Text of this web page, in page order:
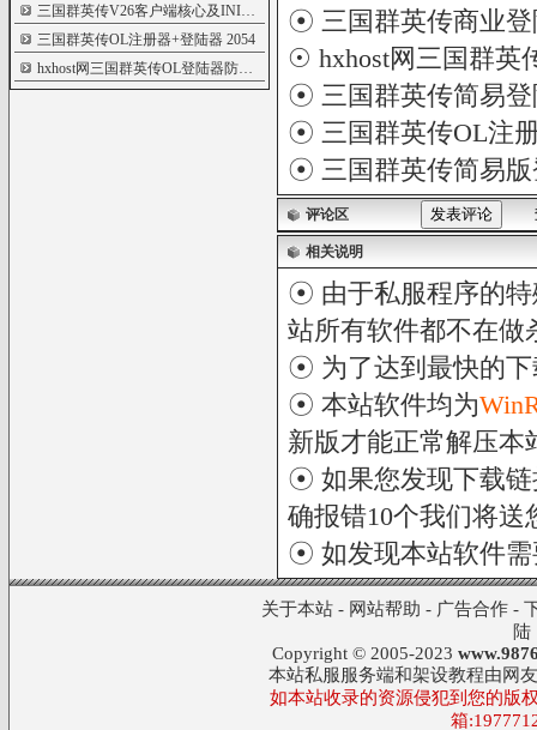
三国群英传V26客户端核心及INI加解密程序
2069
三国群英传OL注册器+登陆器2054
hxhost网三国群英传OL登陆器防外挂版
1799
☉ 三国群英传商业
☉ hxhost网三国群英
☉ 三国群英传简易
☉ 三国群英传OL注
☉ 三国群英传简易
评论区
相关说明
☉ 由于私服程序的特
站所有软件都不在做
☉ 为了达到最快的
☉ 本站软件均为
新版才能正常解压本
☉ 如果您发现下载链
确报错10个我们将送
☉ 如发现本站软件
关于本站- 网站帮助 - 广告合作-
陆
Copyright © 2005-2023
本站私服服务端和架设教程由网
如本站收录的资源侵犯到您的版
箱